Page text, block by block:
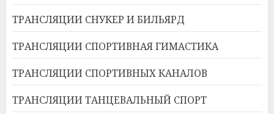
ТРАНСЛЯЦИИ СНУКЕР И БИЛЬЯРД
ТРАНСЛЯЦИИ СПОРТИВНАЯ ГИМАСТИКА
ТРАНСЛЯЦИИ СПОРТИВНЫХ КАНАЛОВ
ТРАНСЛЯЦИИ ТАНЦЕВАЛЬНЫЙ СПОРТ